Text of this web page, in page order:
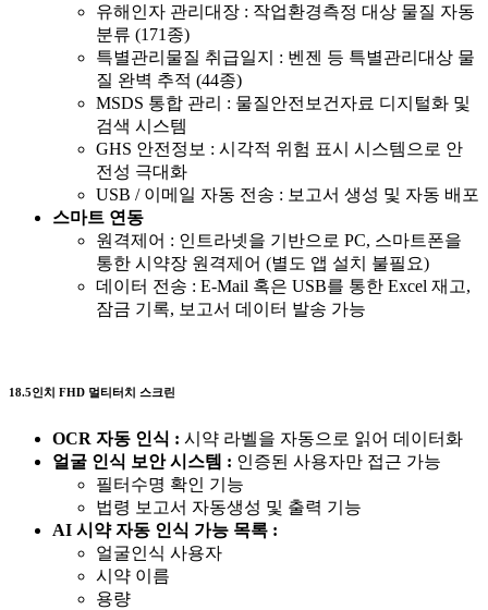
유해인자 관리대장 : 작업환경측정 대상 물질 자동
분류 (171종)
특별관리물질 취급일지 : 벤젠 등 특별관리대상 물
질 완벽 추적 (44종)
MSDS 통합 관리 : 물질안전보건자료 디지털화 및
검색 시스템
GHS 안전정보 : 시각적 위험 표시 시스템으로 안
전성 극대화
USB / 이메일 자동 전송 : 보고서 생성 및 자동 배포
스마트 연동
원격제어 : 인트라넷을 기반으로 PC, 스마트폰을
통한 시약장 원격제어 (별도 앱 설치 불필요)
데이터 전송 : E-Mail 혹은 USB를 통한 Excel 재고,
잠금 기록, 보고서 데이터 발송 가능
18.5인치 FHD 멀티터치 스크린
OCR 자동 인식 : 시약 라벨을 자동으로 읽어 데이터화
얼굴 인식 보안 시스템 : 인증된 사용자만 접근 가능
필터수명 확인 기능
법령 보고서 자동생성 및 출력 기능
AI 시약 자동 인식 가능 목록 :
얼굴인식 사용자
시약 이름
용량